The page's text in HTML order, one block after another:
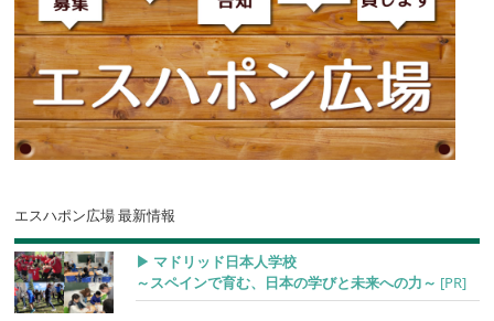
エスハポン広場 最新情報
▶︎ マドリッド日本人学校
～スペインで育む、日本の学びと未来への力～ [PR]